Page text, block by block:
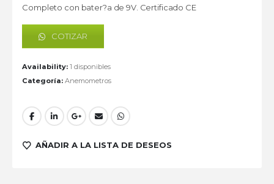
Completo con bater?a de 9V. Certificado CE
COTIZAR
Availability:1 disponibles
Categoría:Anemometros
AÑADIR A LA LISTA DE DESEOS